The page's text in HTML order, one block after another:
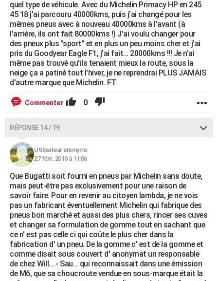
quel type de véhicule. Avec du Michelin Primacy HP en 245
45 18 j'ai parcouru 40000kms, puis j'ai changé pour les
mêmes pneus avec à nouveau 40000kms à l'avant (à
l'arrière, ils ont fait 80000kms !) J'ai voulu changer pour
des pneux plus "sport" et en plus un peu moins cher et j'ai
pris du Goodyear Eagle F1, j'ai fait... 20000kms !!! Je n'ai
même pas trouvé qu'ils tenaient mieux la route, sous la
neige ça a patiné tout l'hiver, je ne reprendrai PLUS JAMAIS
d'autre marque que Michelin. FT
Commenter 0
RÉPONSE 14 / 19
Utilisateur anonyme
27 févr. 2010 à 11:06
Que Bugatti soit fourni en pneus par Michelin sans doute,
mais peut-être pas exclusivement pour une raison de
savoir faire. Pour en revenir au citoyen lambda, je ne vois
pas un fabricant éventuellement Michelin qui fabrique des
pneus bon marché et aussi des plus chers, rincer ses cuves
et changer sa formulation de gomme tout en sachant que
ce n' est pas celle ci qui coûte le plus cher dans la
fabrication d' un pneu. De la gomme c' est de la gomme et
comme disait sous couvert d' anonymat un responsable
de chez Will....- Sau... qui reconnaissait dans une émission
de M6, que sa choucroute vendue en sous-marque était la